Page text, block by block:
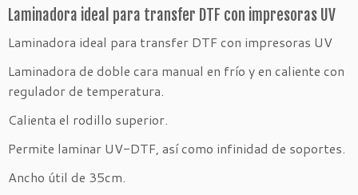
Laminadora ideal para transfer DTF con impresoras UV
Laminadora ideal para transfer DTF con impresoras UV
Laminadora de doble cara manual en frío y en caliente con
regulador de temperatura.
Calienta el rodillo superior.
Permite laminar UV-DTF, así como infinidad de soportes.
Ancho útil de 35cm.